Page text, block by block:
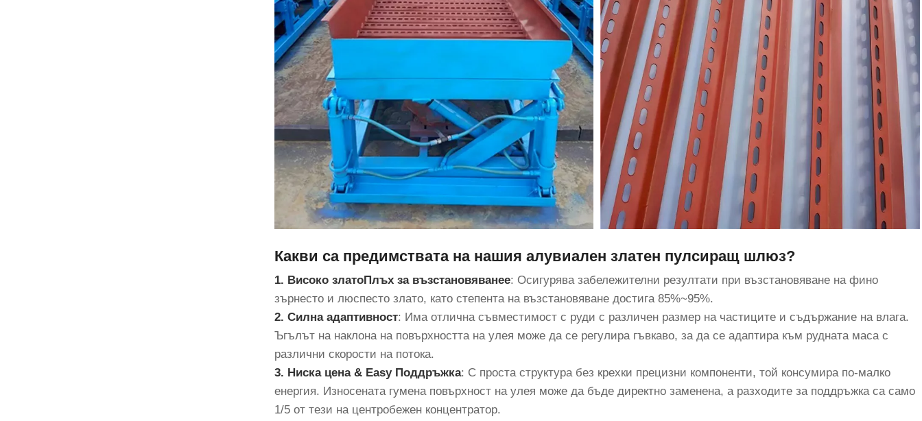
Какви са предимствата на нашия алувиален златен пулсиращ шлюз?
1. Високо златоПлъх за възстановяванеe: Осигурява забележителни резултати при възстановяване на фино
зърнесто и люспесто злато, като степента на възстановяване достига 85%~95%.
2. Силна адаптивност: Има отлична съвместимост с руди с различен размер на частиците и съдържание на влага.
Ъгълът на наклона на повърхността на улея може да се регулира гъвкаво, за да се адаптира към рудната маса с
различни скорости на потока.
3. Ниска цена & Easy Поддръжка: С проста структура без крехки прецизни компоненти, той консумира по-малко
енергия. Износената гумена повърхност на улея може да бъде директно заменена, а разходите за поддръжка са само
1/5 от тези на центробежен концентратор.